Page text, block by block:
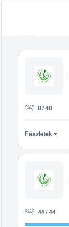
0 / 40
Részletek
44 / 44